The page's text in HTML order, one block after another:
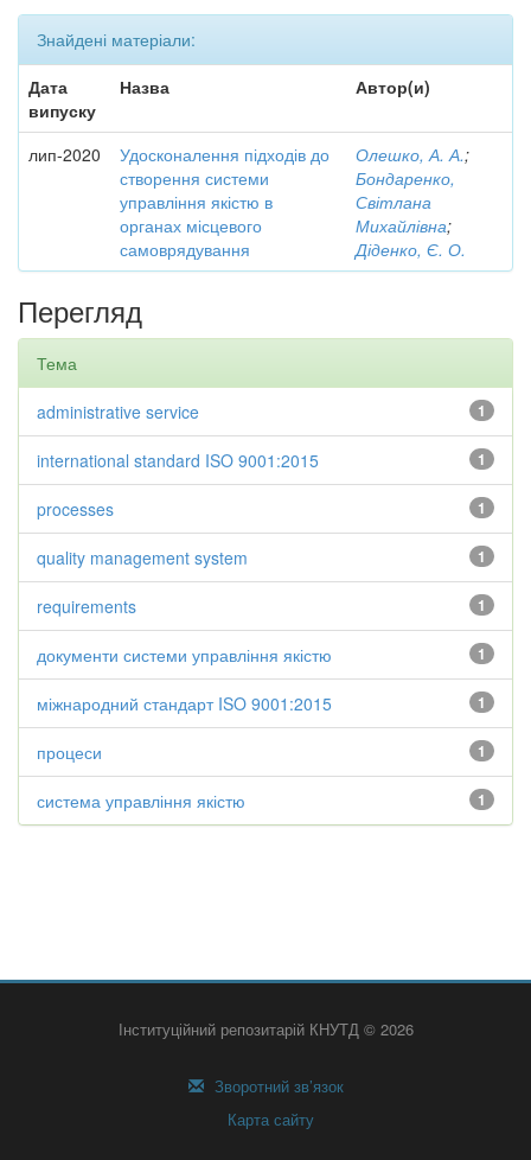
Знайдені матеріали:
Дата
випуску
Назва Автор(и)
лип-2020
Удосконалення підходів до
створення системи
управління якістю в
органах місцевого
самоврядування
Олешко, А. А.;
Бондаренко,
Світлана
Михайлівна;
Діденко, Є. О.
Перегляд
Тема
1
administrative service
1
international standard ISO 9001:2015
1
processes
1
quality management system
1
requirements
1
документи системи управління якістю
1
міжнародний стандарт ISO 9001:2015
1
процеси
1
система управління якістю
Інституційний репозитарій КНУТД © 2026
Зворотний зв’язок
Карта сайту